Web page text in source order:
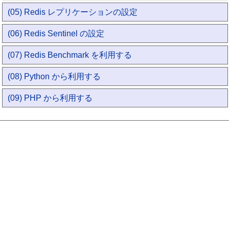
(05) Redis レプリケーションの設定
(06) Redis Sentinel の設定
(07) Redis Benchmark を利用する
(08) Python から利用する
(09) PHP から利用する